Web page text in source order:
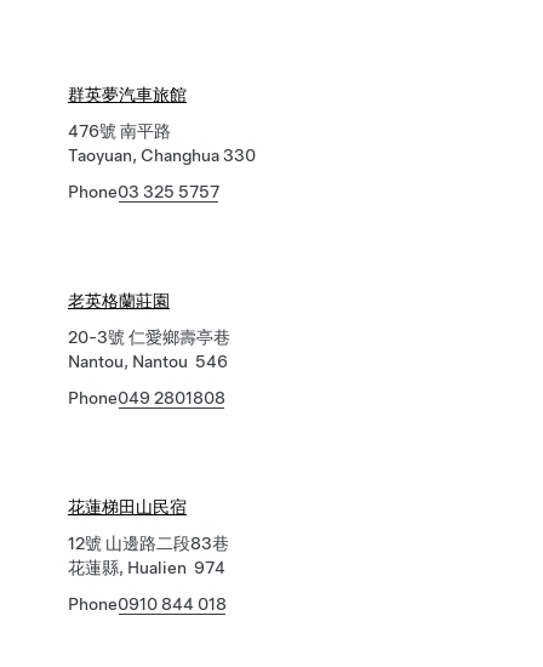
群英夢汽車旅館
476號 南平路
Taoyuan, Changhua 330
Phone03 325 5757
老英格蘭莊園
20-3號 仁愛鄉壽亭巷
Nantou, Nantou 546
Phone049 2801808
花蓮梯田山民宿
12號 山邊路二段83巷
花蓮縣, Hualien 974
Phone0910 844 018